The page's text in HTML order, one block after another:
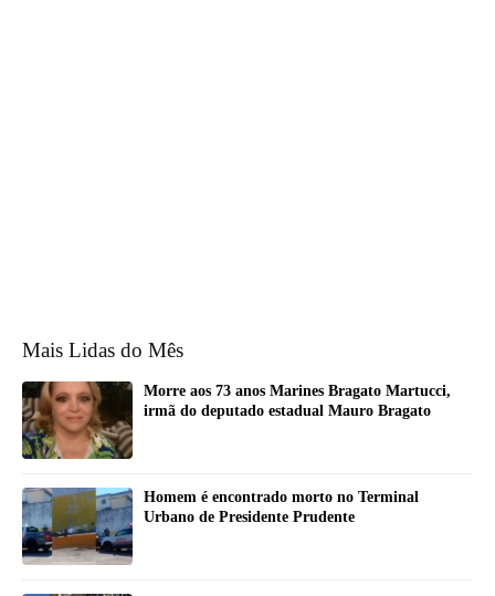
Mais Lidas do Mês
Morre aos 73 anos Marines Bragato Martucci,
irmã do deputado estadual Mauro Bragato
Homem é encontrado morto no Terminal
Urbano de Presidente Prudente